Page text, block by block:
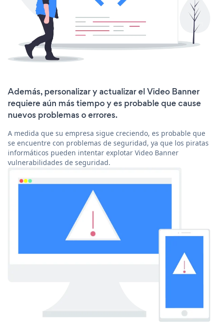
Además, personalizar y actualizar el Video Banner
requiere aún más tiempo y es probable que cause
nuevos problemas o errores.
A medida que su empresa sigue creciendo, es probable que
se encuentre con problemas de seguridad, ya que los piratas
informáticos pueden intentar explotar Video Banner
vulnerabilidades de seguridad.